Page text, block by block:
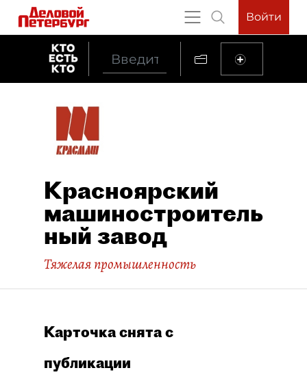
Войти
Красноярский
машиностроитель
ный завод
Тяжелая промышленность
Карточка снята с
публикации